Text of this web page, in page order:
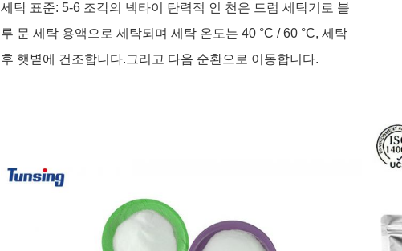
세탁 표준: 5-6 조각의 넥타이 탄력적 인 천은 드럼 세탁기로 블
루 문 세탁 용액으로 세탁되며 세탁 온도는 40 °C / 60 °C, 세탁
후 햇볕에 건조합니다.그리고 다음 순환으로 이동합니다.